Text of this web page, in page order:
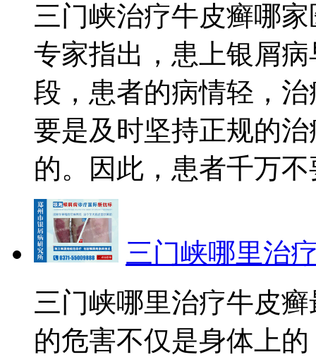
三门峡治疗牛皮癣哪
专家指出，患上银屑
段，患者的病情轻，
要是及时坚持正规的
的。因此，患者千万
三门峡哪里治
三门峡哪里治疗牛皮
的危害不仅是身体上